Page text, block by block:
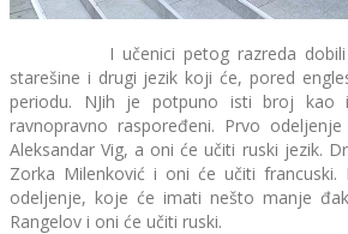
I učenici petog razreda dobili
starešine i drugi jezik koji će, pored
periodu. NJih je potpuno isti broj kao
ravnopravno raspoređeni. Prvo
Aleksandar Vig, a oni će učiti ruski jezik.
Zorka Milenković i oni će učiti
odeljenje, koje će imati nešto manje
Rangelov i oni će učiti ruski.